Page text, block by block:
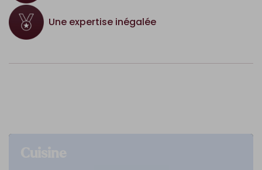
Une expertise inégalée